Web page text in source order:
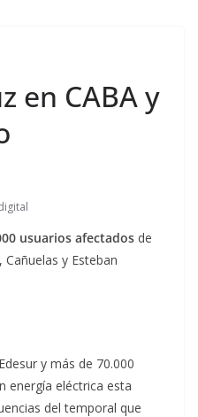
en CABA y
usuarios afectados de
y Esteban
y más de 70.000
energía eléctrica esta
del temporal que